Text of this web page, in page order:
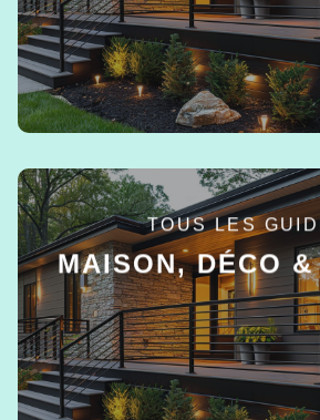
TOUS LES
MAISON, DÉCO
EN SAVOIR +